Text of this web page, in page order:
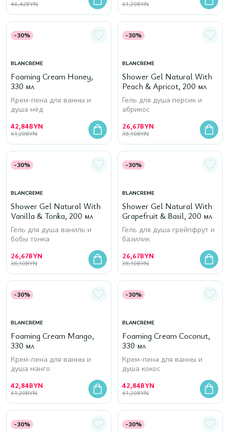
46,42BYN 61,20BYN
-30%
BLANCREME
Foaming Cream Honey,
330 мл
Крем-пена для ванны и
душа мёд
42,84BYN
61,20BYN
-30%
BLANCREME
Shower Gel Natural With
Peach & Apricot, 200 мл
Гель для душа персик и
абрикос
26,67BYN
38,10BYN
-30%
BLANCREME
Shower Gel Natural With
Vanilla & Tonka, 200 мл
Гель для душа ваниль и
бобы тонка
26,67BYN
38,10BYN
-30%
BLANCREME
Shower Gel Natural With
Grapefruit & Basil, 200 мл
Гель для душа грейпфрут и
базилик
26,67BYN
38,10BYN
-30%
BLANCREME
Foaming Cream Mango,
330 мл
Крем-пена для ванны и
душа манго
42,84BYN
61,20BYN
-30%
BLANCREME
Foaming Cream Coconut,
330 мл
Крем-пена для ванны и
душа кокос
42,84BYN
61,20BYN
-30% -30%